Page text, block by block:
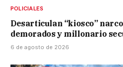
POLICIALES
Desarticulan “kiosco”
demorados y millonario
6 de agosto de 2026